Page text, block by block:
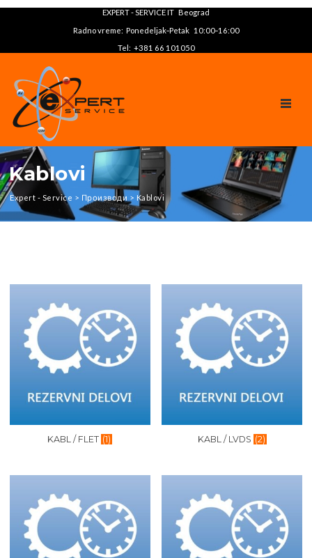
EXPERT - SERVICE IT Beograd
Radno vreme: Ponedeljak‑Petak 10:00‑16:00
Tel: +381 66 101050
Kablovi
Expert - Service > Производи > Kablovi
KABL / FLET (1) KABL / LVDS (2)